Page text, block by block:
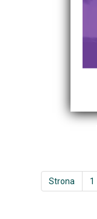
Strona 1